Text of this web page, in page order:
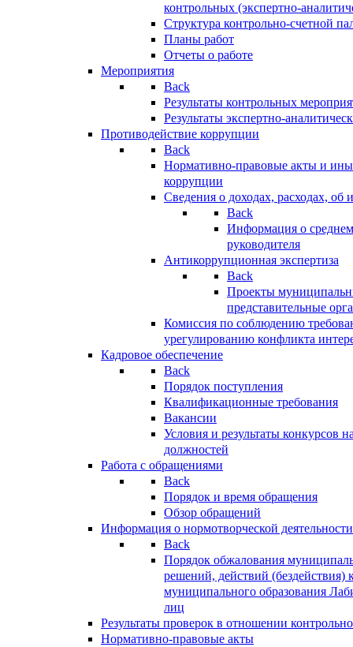
контрольных (экспертно-
Структура контрольно-счетной
Планы работ
Отчеты о работе
Мероприятия
Back
Результаты контрольных
Результаты экспертно-
Противодействие коррупции
Back
Нормативно-правовые акты и
коррупции
Сведения о доходах, расходах, об
Back
Информация о
руководителя
Антикоррупционная экспертиза
Back
Проекты
представительные
Комиссия по соблюдению
урегулированию конфликта
Кадровое обеспечение
Back
Порядок поступления
Квалификационные требования
Вакансии
Условия и результаты конкурсов
должностей
Работа с обращениями
Back
Порядок и время обращения
Обзор обращений
Информация о нормотворческой деятельности
Back
Порядок обжалования
решений, действий (бездействия)
муниципального образования
лиц
Результаты проверок в отношении
Нормативно-правовые акты